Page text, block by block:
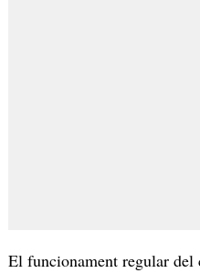
El funcionament regular